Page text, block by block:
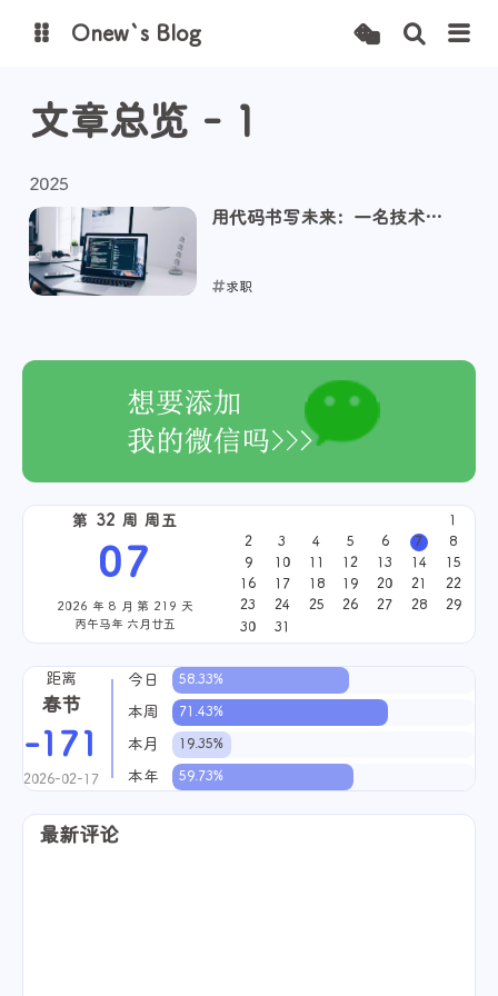
图床
Onew`s Blog
文章总览 - 1
2025
用代码书写未来：一名技术新
求职
第 32 周 周五
07
2026 年 8 月 第 219 天
丙午马年 六月廿五
1
2
3 4 5 6 7
8
9
10 11 12 13 14
15
16
17 18 19 20 21
22
23
24 25 26 27 28
29
30
31
距离
春节
-171
2026-02-17
今日 58.33%
本周 71.43%
本月 19.35%
本年 59.73%
最新评论